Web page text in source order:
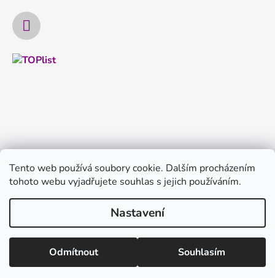
Tento web používá soubory cookie. Dalším procházením
tohoto webu vyjadřujete souhlas s jejich používáním.
Nastavení
Odmítnout Souhlasím
Vytvořil Shoptet
Copyright 2026FILTRYvody.cz. Všechna práva